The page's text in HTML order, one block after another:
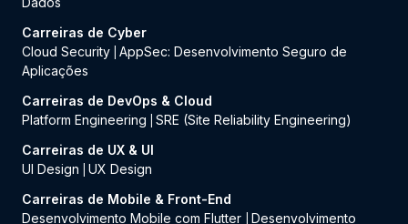
Carreiras de Cyber
Cloud Security AppSec: Desenvolvimento Seguro de
Aplicações
Carreiras de DevOps & Cloud
Platform Engineering
SRE (Site Reliability Engineering)
Carreiras de UX & UI
UI Design
UX Design
Carreiras de Mobile & Front-End
Desenvolvimento Mobile com Flutter
Desenvolvimento